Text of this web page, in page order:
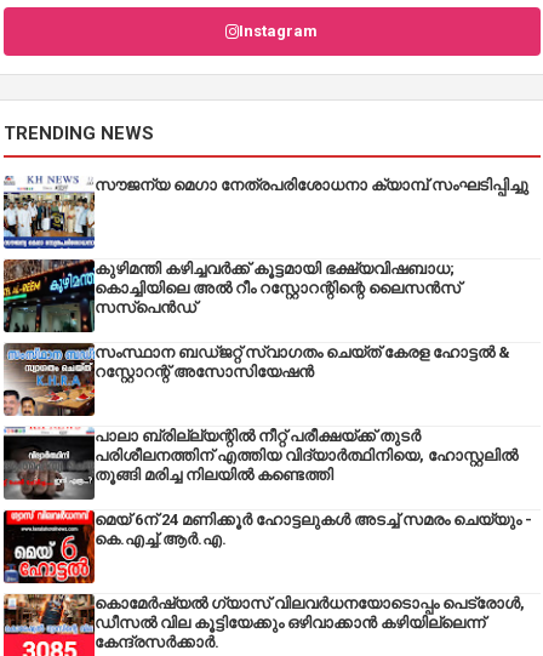
Instagram
TRENDING NEWS
സൗജന്യ മെഗാ നേത്രപരിശോധനാ ക്യാമ്പ് സംഘടിപ്പിച്ചു
കുഴിമന്തി കഴിച്ചവർക്ക് കൂട്ടമായി ഭക്ഷ്യവിഷബാധ;
കൊച്ചിയിലെ അൽ റീം റസ്റ്റോറന്റിന്റെ ലൈസൻസ്
സസ്പെൻഡ്
സംസ്ഥാന ബഡ്‌ജറ്റ് സ്വാഗതം ചെയ്ത് കേരള ഹോട്ടൽ &
റസ്റ്റോറന്റ് അസോസിയേഷൻ
പാലാ ബ്രില്ല്യന്റിൽ നീറ്റ് പരീക്ഷയ്ക്ക് തുടർ
പരിശീലനത്തിന് എത്തിയ വിദ്യാർത്ഥിനിയെ, ഹോസ്റ്റലിൽ
തൂങ്ങി മരിച്ച നിലയിൽ കണ്ടെത്തി
മെയ് 6ന് 24 മണിക്കൂർ ഹോട്ടലുകൾ അടച്ച് സമരം ചെയ്യും -
കെ.എച്ച്.ആർ.എ.
കൊമേർഷ്യൽ ഗ്യാസ് വിലവർധനയോടൊപ്പം പെട്രോൾ,
ഡീസല്‍ വില കൂട്ടിയേക്കും ഒഴിവാക്കാന്‍ കഴിയില്ലെന്ന്
കേന്ദ്രസര്‍ക്കാര്‍.